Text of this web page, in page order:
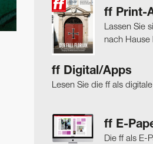
ff Print-
Lassen Sie
nach Hause
ff Digital/Apps
Lesen Sie die ff als
ff E-
Die ff als E-